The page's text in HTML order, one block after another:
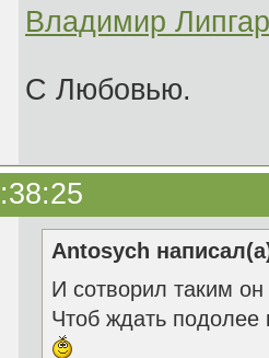
Владимир
С Любовью.
Antosych
И сотворил таким он
Чтоб ждать подолее